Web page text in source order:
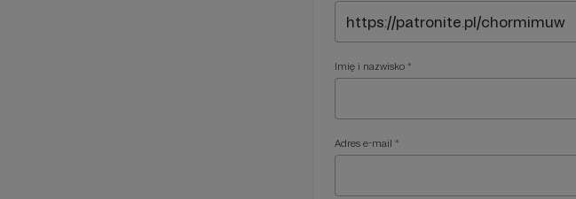
Imię i nazwisko *
Adres e-mail *